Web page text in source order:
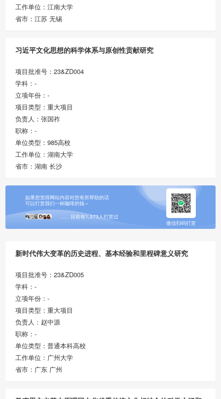
工作单位：江南大学
省市：江苏 无锡
习近平文化思想的科学体系与原创性贡献研究
项目批准号：23&ZD004
学科：-
立项年份：-
项目类型：重大项目
负责人：张国祚
职称：-
单位类型：985高校
工作单位：湖南大学
省市：湖南 长沙
如果您觉得网站内容对您有所帮助的话
可以打赏我们一杯咖啡的钱～
…… 目前有1,373人打赏过
微信扫码打赏
新时代伟大变革的历史进程、基本经验和里程碑意义研究
项目批准号：23&ZD005
学科：-
立项年份：-
项目类型：重大项目
负责人：赵中源
职称：-
单位类型：普通本科高校
工作单位：广州大学
省市：广东 广州